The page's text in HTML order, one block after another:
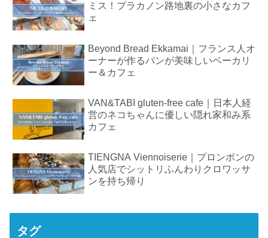
ミス！プラカノン路地裏の小さなカフ
ェ
Beyond Bread Ekkamai｜フランス人オ
ーナーが作るパンが美味しいベーカリ
ー＆カフェ
VAN&TABI gluten-free cafe｜日本人経
営のネコちゃんに優しい隠れ家和み系
カフェ
TIENGNA Viennoiserie｜プロンポンの
人気店でシットリふんわりクロワッサ
ンを持ち帰り
タグ